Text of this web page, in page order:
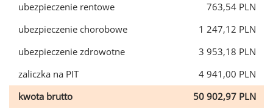
ubezpieczenie rentowe
763,54 PLN
ubezpieczenie chorobowe
1 247,12 PLN
ubezpieczenie zdrowotne
3 953,18 PLN
zaliczka na PIT
4 941,00 PLN
kwota brutto
50 902,97 PLN